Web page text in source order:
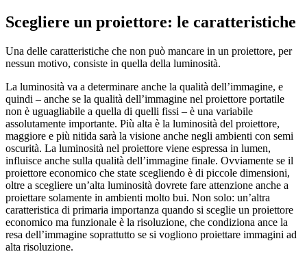
Scegliere un proiettore: le caratteristiche
Una delle caratteristiche che non può mancare in un proiettore, per
nessun motivo, consiste in quella della luminosità.
La luminosità va a determinare anche la qualità dell’immagine, e
quindi – anche se la qualità dell’immagine nel proiettore portatile
non è uguagliabile a quella di quelli fissi – è una variabile
assolutamente importante. Più alta è la luminosità del proiettore,
maggiore e più nitida sarà la visione anche negli ambienti con semi
oscurità. La luminosità nel proiettore viene espressa in lumen,
influisce anche sulla qualità dell’immagine finale. Ovviamente se il
proiettore economico che state scegliendo è di piccole dimensioni,
oltre a scegliere un’alta luminosità dovrete fare attenzione anche a
proiettare solamente in ambienti molto bui. Non solo: un’altra
caratteristica di primaria importanza quando si sceglie un proiettore
economico ma funzionale è la risoluzione, che condiziona ance la
resa dell’immagine soprattutto se si vogliono proiettare immagini ad
alta risoluzione.